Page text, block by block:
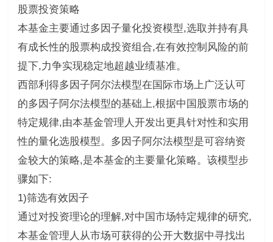
股票投资策略
本基金主要通过多因子量化投资模型,选取并持有具
有成长性的股票构成投资组合,在有效控制风险的前
提下,力争实现稳定地超越业绩基准。
西部利得多因子阿尔法模型在国际市场上广泛认可
的多因子阿尔法模型的基础上,根据中国股票市场的
特定规律,由本基金管理人开发出更具针对性和实用
性的量化选股模型。多因子阿尔法模型是可容纳资
金较大的策略,是本基金的主要量化策略。该模型步
骤如下:
1)筛选有效因子
通过对投资理论的理解,对中国市场特定规律的研究,
本基金管理人从市场可获得的公开大数据中寻找出